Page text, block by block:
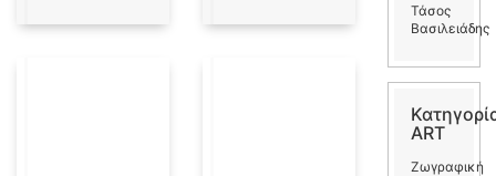
Τάσος
Βασιλειάδης
ART
Ζωγραφική